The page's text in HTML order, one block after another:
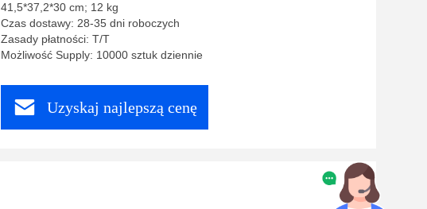
41,5*37,2*30 cm; 12 kg
Czas dostawy: 28-35 dni roboczych
Zasady płatności: T/T
Możliwość Supply: 10000 sztuk dziennie
Uzyskaj najlepszą cenę